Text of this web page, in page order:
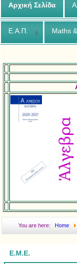
Αρχική Σελίδα
Ε.Α.Π. Maths
You are here:Home
Ε.Μ.Ε.